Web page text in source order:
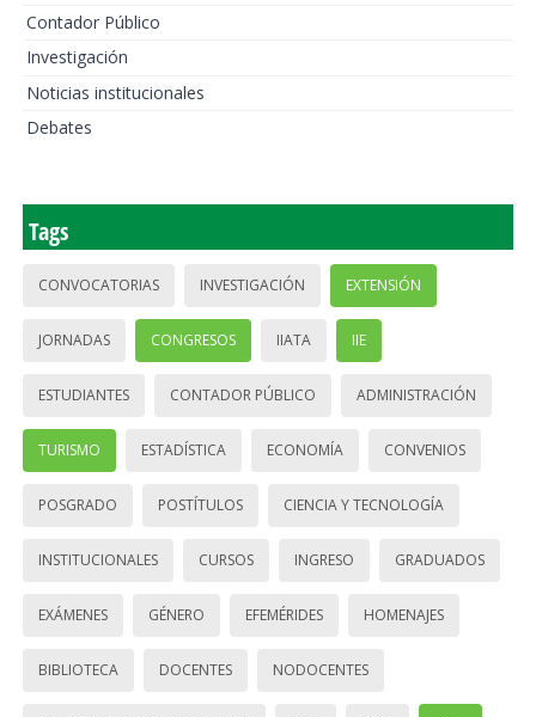
Contador Público
Investigación
Noticias institucionales
Debates
Tags
CONVOCATORIAS INVESTIGACIÓN EXTENSIÓN
JORNADAS CONGRESOS IIATA IIE
ESTUDIANTES CONTADOR PÚBLICO ADMINISTRACIÓN
TURISMO ESTADÍSTICA ECONOMÍA CONVENIOS
POSGRADO POSTÍTULOS CIENCIA Y TECNOLOGÍA
INSTITUCIONALES CURSOS INGRESO GRADUADOS
EXÁMENES GÉNERO EFEMÉRIDES HOMENAJES
BIBLIOTECA DOCENTES NODOCENTES